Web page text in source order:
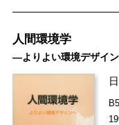
人間環境学
―よりよい環境デザイ